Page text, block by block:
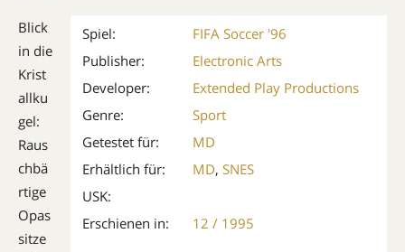
Spiel:
FIFA Soccer '96
Publisher:
Electronic Arts
Developer:
Extended Play Productions
Genre:
Sport
Getestet für:
MD
Erhältlich für:
MD, SNES
USK:
Erschienen in:
12 / 1995
Blick
in die
Krist
allku
gel:
Raus
chbä
rtige
Opas
sitze